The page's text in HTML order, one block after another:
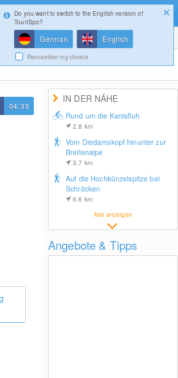
Magazin
04:33
IN DER NÄHE
Rund um die Kanisfluh
2.8 km
Vom Diedamskopf hinunter zur
Breitenalpe
3.7 km
Auf die Hochkünzelspitze bei
Schröcken
6.6 km
Alle anzeigen
Angebote & Tipps
Login
Do you want to switch to the English version of
TouriSpo?
German English
Remember my choice
Konfigurator Gewinnspiele